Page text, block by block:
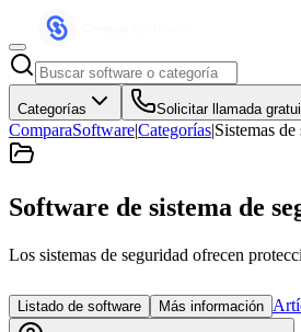
Categorías Solicitar llamada
ComparaSoftware|Categorías|Sistemas
Software de sistema de
Los sistemas de seguridad ofrecen
Listado de software Más información